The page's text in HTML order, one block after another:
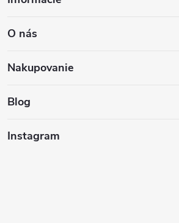
p
ä
O nás
Nakupovanie
Blog
Instagram